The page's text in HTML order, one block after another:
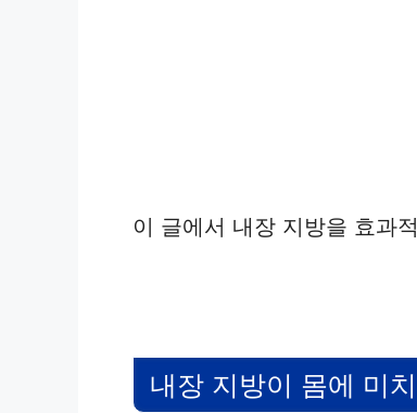
이 글에서 내장 지방을 효과
내장 지방이 몸에 미